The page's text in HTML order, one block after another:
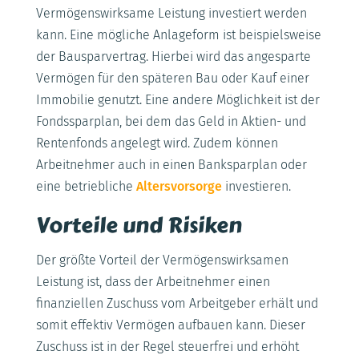
Vermögenswirksame Leistung investiert werden
kann. Eine mögliche Anlageform ist beispielsweise
der Bausparvertrag. Hierbei wird das angesparte
Vermögen für den späteren Bau oder Kauf einer
Immobilie genutzt. Eine andere Möglichkeit ist der
Fondssparplan, bei dem das Geld in Aktien- und
Rentenfonds angelegt wird. Zudem können
Arbeitnehmer auch in einen Banksparplan oder
eine betriebliche Altersvorsorgeinvestieren.
Vorteile und Risiken
Der größte Vorteil der Vermögenswirksamen
Leistung ist, dass der Arbeitnehmer einen
finanziellen Zuschuss vom Arbeitgeber erhält und
somit effektiv Vermögen aufbauen kann. Dieser
Zuschuss ist in der Regel steuerfrei und erhöht